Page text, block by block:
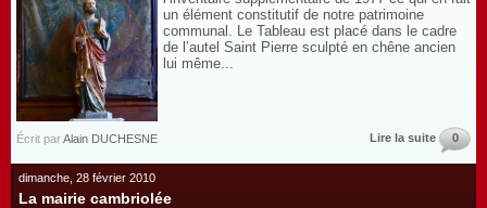
un élément constitutif de notre patrimoine
communal. Le Tableau est placé dans le cadre
de l’autel Saint Pierre sculpté en chêne ancien
lui même...
Écrit parAlain DUCHESNE Lire la suite 0
dimanche, 28 février 2010
La mairie cambriolée